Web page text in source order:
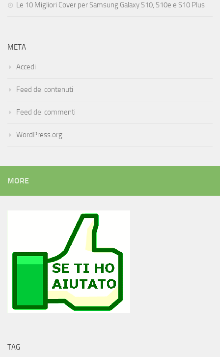
Le 10 Migliori Cover per Samsung Galaxy S10, S10e e S10 Plus
META
Accedi
Feed dei contenuti
Feed dei commenti
WordPress.org
MORE
TAG